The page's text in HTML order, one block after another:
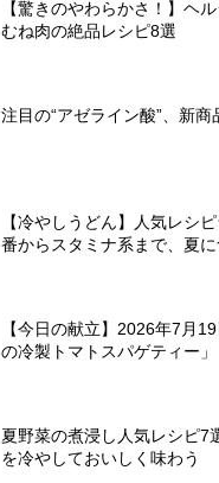
【驚きのやわらかさ！】ヘ
むね肉の絶品レシピ8選
注目の“アゼライン酸”、新商
【冷やしうどん】人気レシ
番からスタミナ系まで、夏
【今日の献立】2026年7月
の冷製トマトスパゲティー」
夏野菜の煮浸し人気レシピ7
を冷やしておいしく味わう